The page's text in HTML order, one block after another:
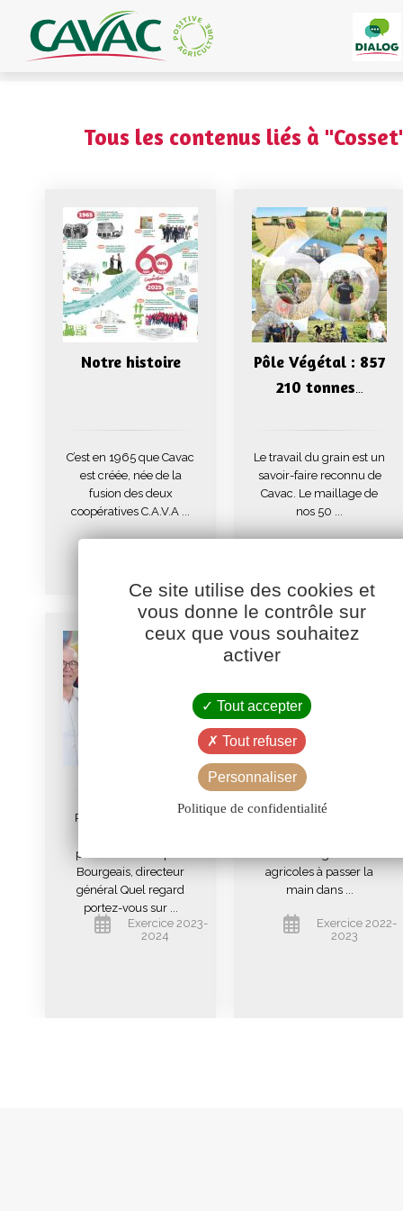
Tous les contenus liés à
Notre histoire
C’est en 1965 que Cavac
est créée, née de la
fusion des deux
coopératives C.A.V.A ...
Pôle Végétal : 857
210 tonnes
Le travail du grain est un
savoir-faire reconnu de
Cavac. Le maillage de
nos 50 ...
Regards croisés avec
président et Jacques
Bourgeais, directeur
général Quel regard
portez-vous sur ...
Exercice 2023-
2024
agricoles à passer la
main dans ...
Exercice 2022-
2023
Panneau de gestion des cookies
Ce site utilise des cookies et
vous donne le contrôle sur
ceux que vous souhaitez
activer
Tout accepter
Tout refuser
Personnaliser
Politique de confidentialité